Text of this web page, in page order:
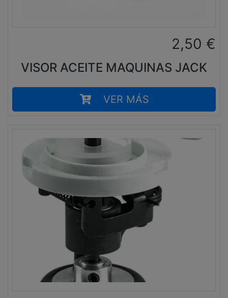
2,50 €
VISOR ACEITE MAQUINAS JACK
VER MÁS